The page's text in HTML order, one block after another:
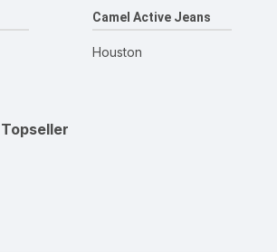
Camel Active Jeans
Houston
Topseller